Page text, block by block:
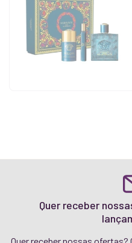
Quer receber
Quer receber nossas